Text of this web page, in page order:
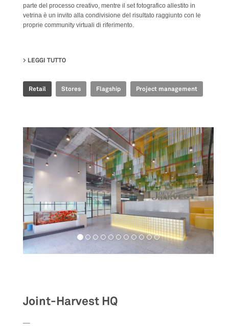
parte del processo creativo, mentre il set fotografico allestito in
vetrina è un invito alla condivisione del risultato raggiunto con le
proprie community virtuali di riferimento.
LEGGI TUTTO
Retail Stores Flagship Project management
Joint-Harvest HQ